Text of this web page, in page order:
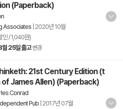
(Paperback)
Associates 2020년 10월
인 / 1,040원)
월 25일 출고 변경
21st Century Edition (t
James Allen) (Paperback)
Conrad
Pub 2017년 07월